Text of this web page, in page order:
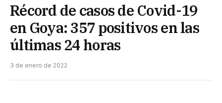
Récord de casos de Covid-19
en Goya: 357 positivos en las
últimas 24 horas
3 de enero de 2022